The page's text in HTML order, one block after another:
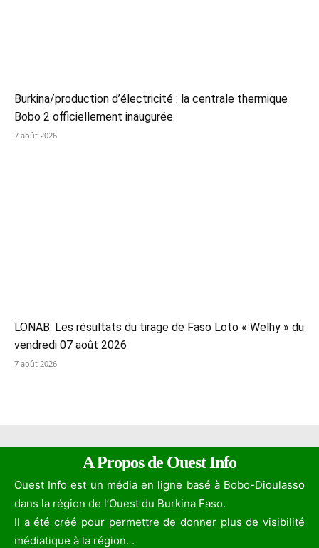
Burkina/production d’électricité : la centrale thermique
Bobo 2 officiellement inaugurée
7 août 2026
LONAB: Les résultats du tirage de Faso Loto « Welhy » du
vendredi 07 août 2026
7 août 2026
A Propos de Ouest Info
Ouest Info est un média en ligne basé à Bobo-Dioulasso
dans la région de l’Ouest du Burkina Faso.
Il a été créé pour permettre de donner plus de visibilité
médiatique à la région. .